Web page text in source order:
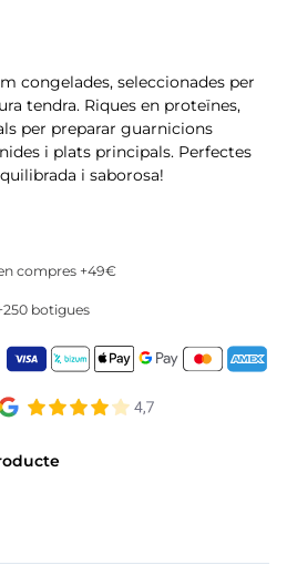
congelades, seleccionades per
tendra. Riques en proteïnes,
per preparar guarnicions
i plats principals. Perfectes
i saborosa!
compres +49€
botigues